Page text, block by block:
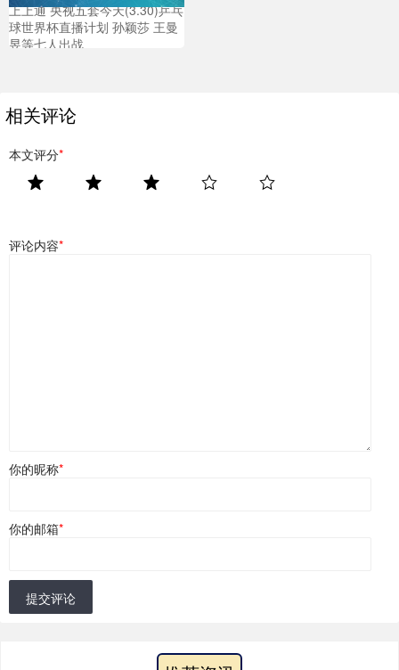
上上通 央视五套今天(3.30)乒乓
球世界杯直播计划 孙颖莎 王曼
昱等七人出战
相关评论
本文评分*
评论内容*
你的昵称*
你的邮箱*
提交评论